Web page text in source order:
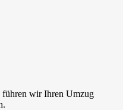
führen wir Ihren Umzug